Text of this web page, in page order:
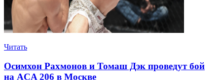
Читать
Осимхон Рахмонов и Томаш Дэк проведут бой
на ACA 206 в Москве